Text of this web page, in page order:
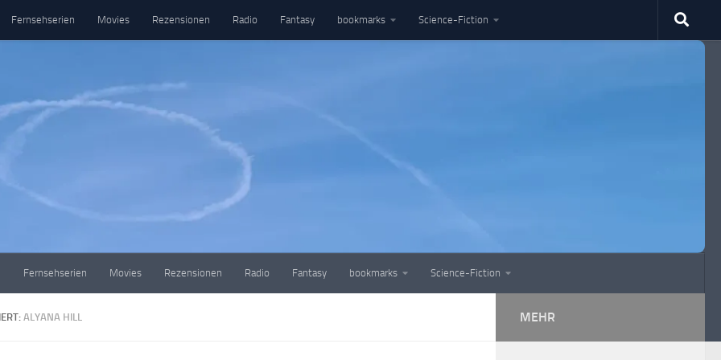
Fernsehserien Movies Rezensionen Radio Fantasy bookmarks Science-Fiction
Fernsehserien Movies Rezensionen Radio Fantasy bookmarks Science-Fiction
ALYANA HILL MEHR